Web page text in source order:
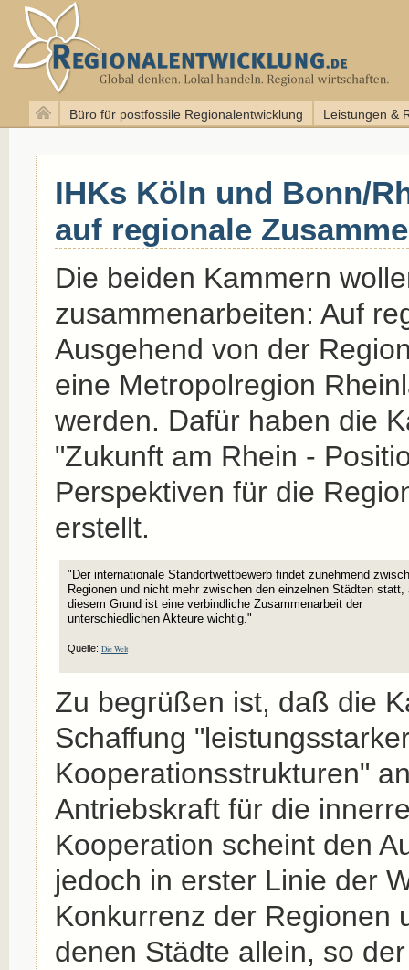
Büro für postfossile Regionalentwicklung Leistungen &
IHKs Köln und Bonn/
auf regionale
Die beiden Kammern
zusammenarbeiten: Auf
Ausgehend von der
eine Metropolregion
werden. Dafür haben die
"Zukunft am Rhein -
Perspektiven für die
erstellt.
"Der internationale Standortwettbewerb findet zunehmend
Regionen und nicht mehr zwischen den einzelnen Städten statt,
diesem Grund ist eine verbindliche Zusammenarbeit der
unterschiedlichen Akteure wichtig."
Quelle: Die Welt
Zu begrüßen ist, daß die
Schaffung
Kooperationsstrukturen"
Antriebskraft für die
Kooperation scheint den
jedoch in erster Linie der
Konkurrenz der Regionen
denen Städte allein, so